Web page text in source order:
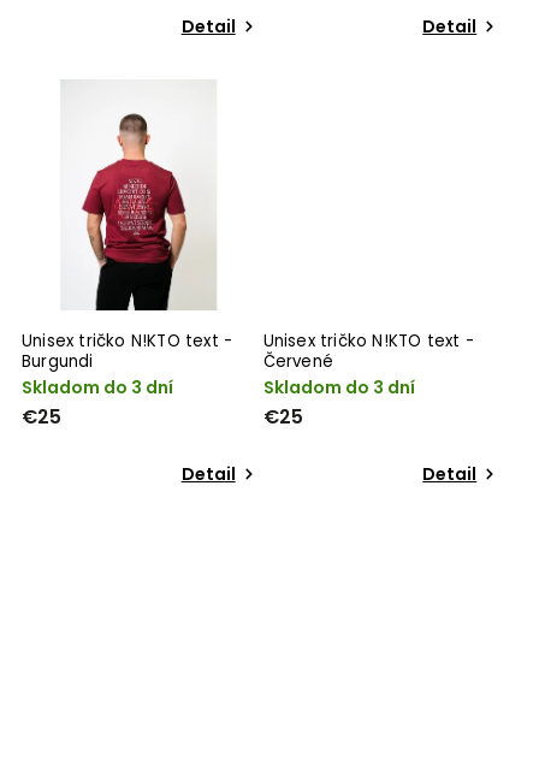
Detail Detail
Unisex tričko N!KTO text -
Burgundi
Skladom do 3 dní
€25
Detail
Unisex tričko N!KTO text -
Červené
Skladom do 3 dní
€25
Detail